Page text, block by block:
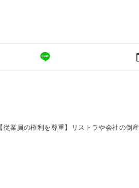
【従業員の権利を尊重】リストラや会社の倒